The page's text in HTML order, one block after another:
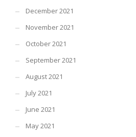
December 2021
November 2021
October 2021
September 2021
August 2021
July 2021
June 2021
May 2021